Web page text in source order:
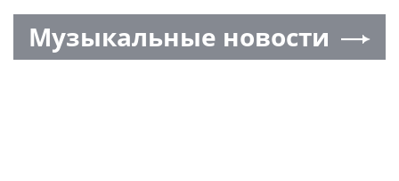
Музыкальные новости